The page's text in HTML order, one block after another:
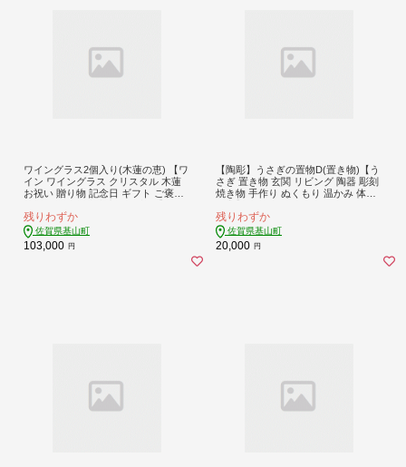
ワイングラス2個入り(木蓮の恵) 【ワ
イン ワイングラス クリスタル 木蓮
お祝い 贈り物 記念日 ギフト ご褒美
4089
残りわずか
佐賀県基山町
103,000 円
【陶彫】うさぎの置物D(置き物)【う
さぎ 置き物 玄関 リビング 陶器 彫刻
焼き物 手作り ぬくもり 温かみ 体験
残りわずか
佐賀県基山町
20,000 円